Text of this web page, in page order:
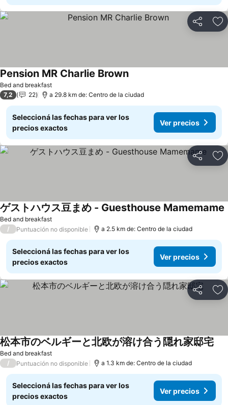
Compartir
Bed and breakfast
Pension MR Charlie Brown
7,2 22 a 29.8 km de: Centro de la ciudad
Seleccioná las fechas para ver los
precios exactos
Ver precios
Compartir
Bed and breakfast
ゲストハウス豆まめ - Guesthouse Mamemame
/ Puntuación no disponible a 2.5 km de: Centro de la ciudad
Seleccioná las fechas para ver los
precios exactos
Ver precios
Compartir
Bed and breakfast
松本市のベルギーと北欧が溶け合う隠れ家邸宅
/ Puntuación no disponible a 1.3 km de: Centro de la ciudad
Seleccioná las fechas para ver los
precios exactos
Ver precios